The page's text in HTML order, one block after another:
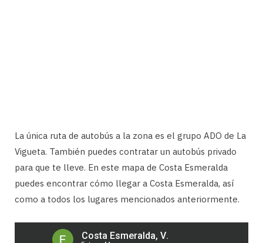
La única ruta de autobús a la zona es el grupo ADO de La
Vigueta. También puedes contratar un autobús privado
para que te lleve. En este mapa de Costa Esmeralda
puedes encontrar cómo llegar a Costa Esmeralda, así
como a todos los lugares mencionados anteriormente.